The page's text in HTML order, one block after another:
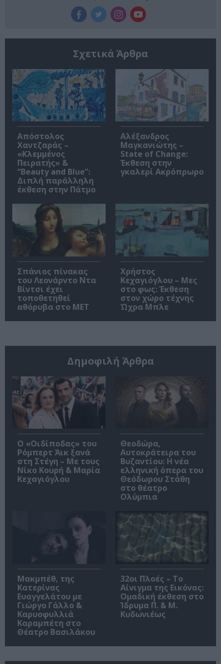
Σχετικά Άρθρα
Απόστολος
Χαντζαράς –
«Κλεμμένος
Πειρατής» &
“Beauty and Blue”:
Διπλή παράλληλη
έκθεση στην Πάτμο
Αλέξανδρος
Μαγκανιώτης –
State of Change:
Έκθεση στην
γκαλερί Ακρόπρωρο
Σπάνιος πίνακας
του Λεονάρντο Ντα
Βίντσι έχει
τοποθετηθεί
αθόρυβα στο MET
Χρήστος
Κεχαγιόγλου – Μες
στο φως: Έκθεση
στον χώρο τέχνης
Ώχρα Μπλε
Δημοφιλή Άρθρα
O «Οιδίποδας» του
Ρόμπερτ Άικ ξανά
στη Στέγη – Με τους
Νίκο Κουρή & Μαρία
Κεχαγιόγλου
Θεοδώρα,
Αυτοκράτειρα του
Βυζαντίου: Η νέα
ελληνική όπερα του
Θεόδωρου Στάθη
στο θέατρο
Ολύμπια
Μακμπέθ, της
Κατερίνας
Ευαγγελάτου με
Γιώργο Γάλλο &
Καρυοφυλλιά
Καραμπέτη στο
Θέατρο Βασιλάκου
32οι Πλοές – Το
Αίνιγμα της Εικόνας:
Ομαδική έκθεση στο
Ίδρυμα Π. & Μ.
Κυδωνιέως